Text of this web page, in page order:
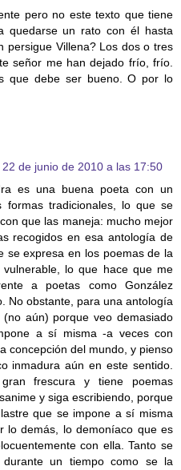
pero no este texto que tiene
quedarse un rato con él hasta
persigue Villena? Los dos o tres
señor me han dejado frío, frío.
que debe ser bueno. O por lo
22 de junio de 2010 a las 17:50
es una buena poeta con un
formas tradicionales, lo que se
que las maneja: mucho mejor
recogidos en esa antología de
se expresa en los poemas de la
lo que hace que me
a poetas como González
No obstante, para una antología
aún) porque veo demasiado
a sí misma -a veces con
concepción del mundo, y pienso
inmadura aún en este sentido.
frescura y tiene poemas
y siga escribiendo, porque
que se impone a sí misma
lo demás, lo demoníaco que es
con ella. Tanto se
durante un tiempo como se la